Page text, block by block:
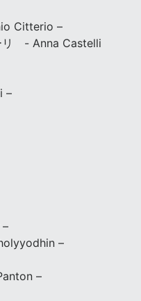
Citterio –
リ - Anna Castelli
–
–
–